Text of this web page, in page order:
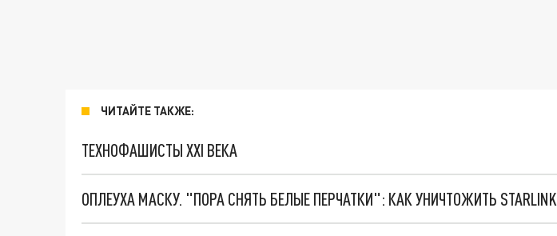
ЧИТАЙТЕ ТАКЖЕ:
ТЕХНОФАШИСТЫ XXI ВЕКА
ОПЛЕУХА МАСКУ. "ПОРА СНЯТЬ БЕЛЫЕ ПЕРЧАТКИ": КАК УНИЧТОЖИТЬ STARLINK